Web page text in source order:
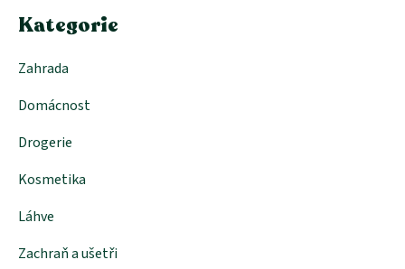
Kategorie
Zahrada
Domácnost
Drogerie
Kosmetika
Láhve
Zachraň a ušetři